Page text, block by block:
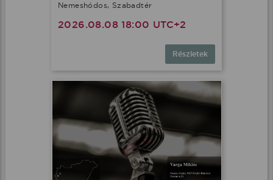
Nemeshódos, Szabadtér
2026.08.08 18:00 UTC+2
Részletek